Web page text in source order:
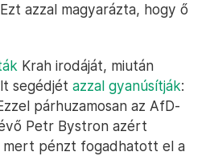
azzal magyarázta, hogy ő
Krah irodáját, miután
segédjét azzal gyanúsítják:
párhuzamosan az AfD-
Petr Bystron azért
mert pénzt fogadhatott el a